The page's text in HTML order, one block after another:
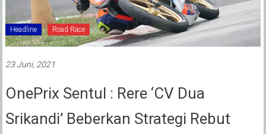
Headline Road Race
23 Juni, 2021
OnePrix Sentul : Rere ‘CV Dua
Srikandi’ Beberkan Strategi Rebut